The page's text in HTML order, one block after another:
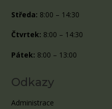
Středa: 8:00 – 14:30
Čtvrtek: 8:00 – 14:30
Pátek: 8:00 – 13:00
Odkazy
Administrace